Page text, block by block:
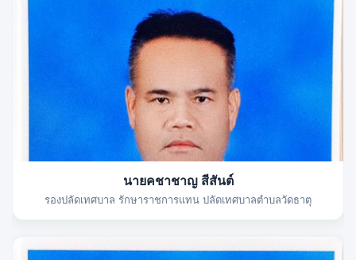
นายคชาชาญ สีสันต์
รองปลัดเทศบาล รักษาราชการแทน ปลัดเทศบาลตำบลวัดธาตุ